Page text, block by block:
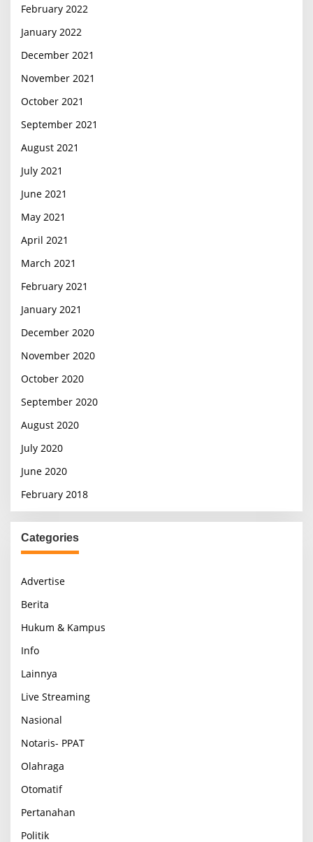
February 2022
January 2022
December 2021
November 2021
October 2021
September 2021
August 2021
July 2021
June 2021
May 2021
April 2021
March 2021
February 2021
January 2021
December 2020
November 2020
October 2020
September 2020
August 2020
July 2020
June 2020
February 2018
Categories
Advertise
Berita
Hukum & Kampus
Info
Lainnya
Live Streaming
Nasional
Notaris- PPAT
Olahraga
Otomatif
Pertanahan
Politik